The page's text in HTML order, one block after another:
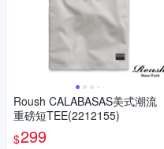
Roush CALABASAS美式潮流
重磅短TEE(2212155)
$299